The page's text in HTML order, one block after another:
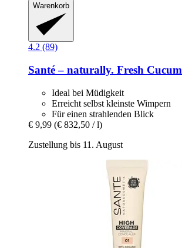
Warenkorb
4.2 (89)
Santé – naturally. Fresh
Ideal bei Müdigkeit
Erreicht selbst kleinste Wimpern
Für einen strahlenden Blick
€ 9,99 (€ 832,50 / l)
Zustellung bis 11. August